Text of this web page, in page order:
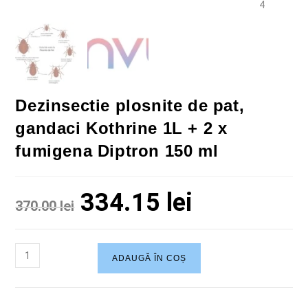
Dezinsectie plosnite de pat,
gandaci Kothrine 1L + 2 x
fumigena Diptron 150 ml
370.00lei 334.15 lei
ADAUGĂ ÎN COȘ